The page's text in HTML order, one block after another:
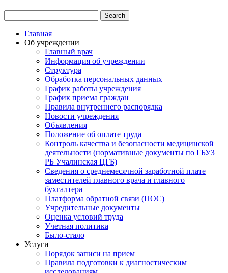
Главная
Об учреждении
Главный врач
Информация об учреждении
Структура
Обработка персональных данных
График работы учреждения
График приема граждан
Правила внутреннего распорядка
Новости учреждения
Объявления
Положение об оплате труда
Контроль качества и безопасности медицинской
деятельности (нормативные документы по ГБУЗ
РБ Учалинская ЦГБ)
Сведения о среднемесячной заработной плате
заместителей главного врача и главного
бухгалтера
Платформа обратной связи (ПОС)
Учредительные документы
Оценка условий труда
Учетная политика
Было-стало
Услуги
Порядок записи на прием
Правила подготовки к диагностическим